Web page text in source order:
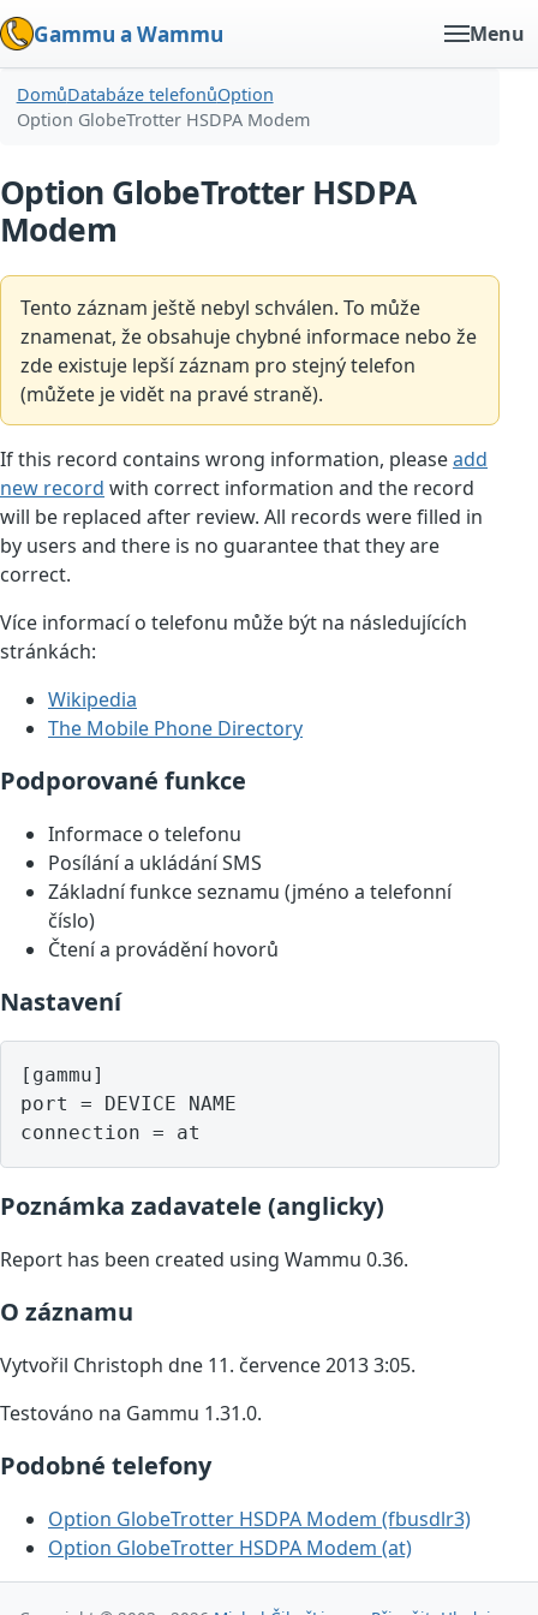
Gammu a Wammu Menu
DomůDatabáze telefonůOption
Option GlobeTrotter HSDPA Modem
Option GlobeTrotter HSDPA
Modem
Tento záznam ještě nebyl schválen. To může
znamenat, že obsahuje chybné informace nebo že
zde existuje lepší záznam pro stejný telefon
(můžete je vidět na pravé straně).
If this record contains wrong information, pleaseadd
new record with correct information and the record
will be replaced after review. All records were filled in
by users and there is no guarantee that they are
correct.
Více informací o telefonu může být na následujících
stránkách:
Wikipedia
The Mobile Phone Directory
Podporované funkce
Informace o telefonu
Posílání a ukládání SMS
Základní funkce seznamu (jméno a telefonní
číslo)
Čtení a provádění hovorů
Nastavení
[gammu]
port = DEVICE NAME
Poznámka zadavatele (anglicky)
Report has been created using Wammu 0.36.
O záznamu
Vytvořil Christoph dne 11. července 2013 3:05.
Testováno na Gammu 1.31.0.
Podobné telefony
Option GlobeTrotter HSDPA Modem (fbusdlr3)
Option GlobeTrotter HSDPA Modem (at)